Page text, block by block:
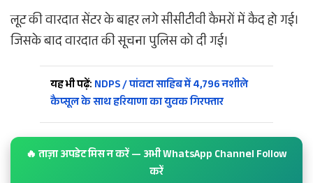
लूट की वारदात सेंटर के बाहर लगे सीसीटीवी कैमरों में कैद हो गई।
जिसके बाद वारदात की सूचना पुलिस को दी गई।
यह भी पढ़ें: NDPS / पांवटा साहिब में 4,796 नशीले
कैप्सूल के साथ हरियाणा का युवक गिरफ्तार
🔥 ताज़ा अपडेट मिस न करें — अभी WhatsApp Channel Follow
करें